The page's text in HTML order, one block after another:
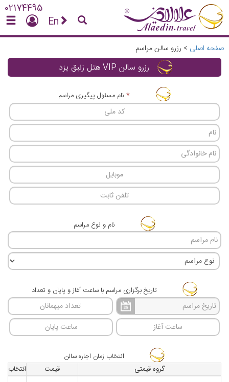
02174495
En
صفحه اصلی > رزرو سالن مراسم
رزرو سالن VIP هتل زنبق یزد
*نام مسئول پیگیری مراسم
نام و نوع مراسم
تاریخ برگزاری مراسم با ساعت آغاز و پایان و تعداد
انتخاب زمان اجاره سالن
گروه قيمتی
قيمت انتخاب